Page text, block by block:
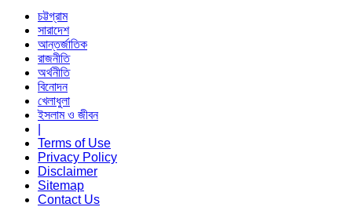
চট্টগ্রাম
সারাদেশ
আন্তর্জাতিক
রাজনীতি
অর্থনীতি
বিনোদন
খেলাধুলা
ইসলাম ও জীবন
Terms of Use
Privacy Policy
Disclaimer
Sitemap
Contact Us